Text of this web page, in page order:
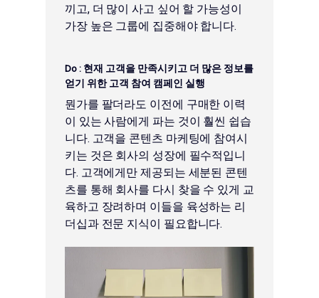
끼고, 더 많이 사고 싶어 할 가능성이
가장 높은 그룹에 집중해야 합니다.
Do : 현재 고객을 만족시키고 더 많은 정보를
얻기 위한 고객 참여 캠페인 실행
뭔가를 팔더라도 이전에 구매한 이력
이 있는 사람에게 파는 것이 훨씬 쉽습
니다. 고객을 콘텐츠 마케팅에 참여시
키는 것은 회사의 성장에 필수적입니
다. 고객에게만 제공되는 세분된 콘텐
츠를 통해 회사를 다시 찾을 수 있게 교
육하고 장려하며 이들을 육성하는 리
더십과 전문 지식이 필요합니다.